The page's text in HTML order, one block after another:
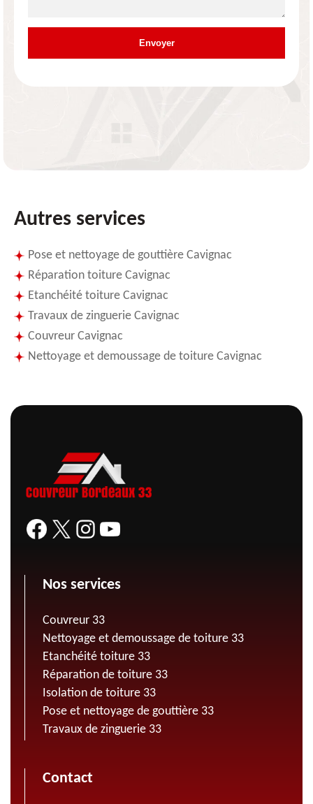
Autres services
Pose et nettoyage de gouttière Cavignac
Réparation toiture Cavignac
Etanchéité toiture Cavignac
Travaux de zinguerie Cavignac
Couvreur Cavignac
Nettoyage et demoussage de toiture Cavignac
Nos services
Couvreur 33
Nettoyage et demoussage de toiture 33
Etanchéité toiture 33
Réparation de toiture 33
Isolation de toiture 33
Pose et nettoyage de gouttière 33
Travaux de zinguerie 33
Contact